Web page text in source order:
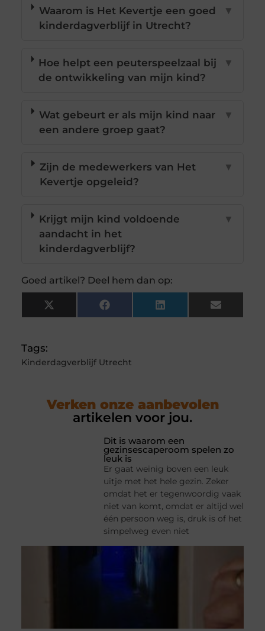
Waarom is Het Kevertje een goed
kinderdagverblijf in Utrecht?
▼
Hoe helpt een peuterspeelzaal bij
de ontwikkeling van mijn kind?
▼
Wat gebeurt er als mijn kind naar
een andere groep gaat?
▼
Zijn de medewerkers van Het
Kevertje opgeleid?
▼
Krijgt mijn kind voldoende
aandacht in het
kinderdagverblijf?
▼
Goed artikel? Deel hem dan op:
X
(Twitter)
Facebook LinkedIn Email
Tags:
Kinderdagverblijf Utrecht
Verken onze aanbevolen
artikelen voor jou.
Dit is waarom een
gezinsescaperoom spelen zo
leuk is
Er gaat weinig boven een leuk
uitje met het hele gezin. Zeker
omdat het er tegenwoordig vaak
niet van komt, omdat er altijd wel
één persoon weg is, druk is of het
simpelweg even niet